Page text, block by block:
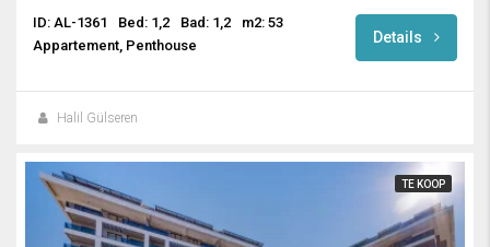
ID: AL-1361 Bed: 1,2 Bad: 1,2
m2: 53
Appartement, Penthouse
Details
Halil Gülseren
TE KOOP